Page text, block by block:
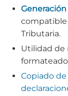
compatible
Tributaria.
Utilidad de
Copiado